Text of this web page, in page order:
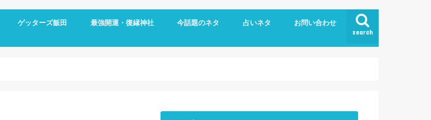
search
ゲッターズ飯田 最強開運・復縁神社 今話題のネタ 占いネタ お問い合わせ